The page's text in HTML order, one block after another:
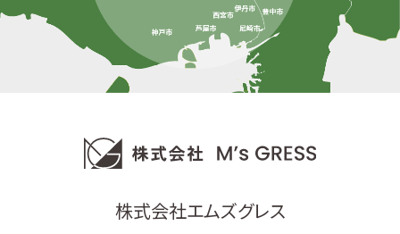
株式会社エムズグレス